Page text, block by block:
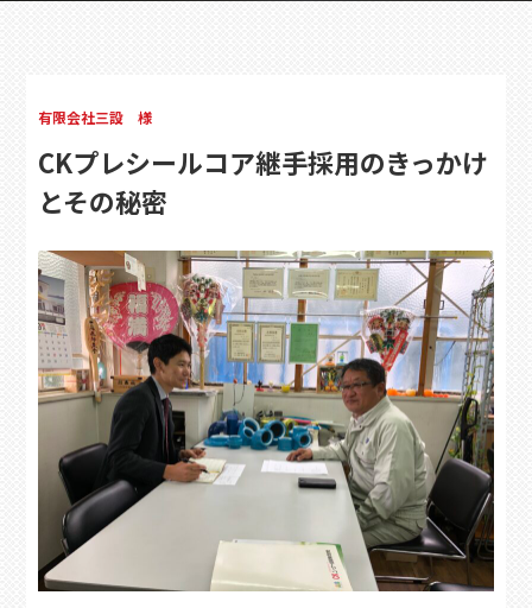
有限会社三設 様
CKプレシールコア継手採用のきっかけ
とその秘密
公開日： 2021.10.07更新日：2022.04.26